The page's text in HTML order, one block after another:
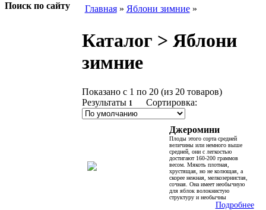
Главная» Яблони зимние»
Каталог > Яблони
зимние
Показано с 1 по 20 (из 20 товаров)
Результаты 1 Сортировка:
Джеромини
Плоды этого сорта средней
величины или немного выше
средней, они с легкостью
достигают 160-200 граммов
весом. Мякоть плотная,
хрустящая, но не колющая, а
скорее нежная, мелкозернистая,
сочная. Она имеет необычную
для яблок волокнистую
структуру и необычны
Подробнее
Поиск по сайту